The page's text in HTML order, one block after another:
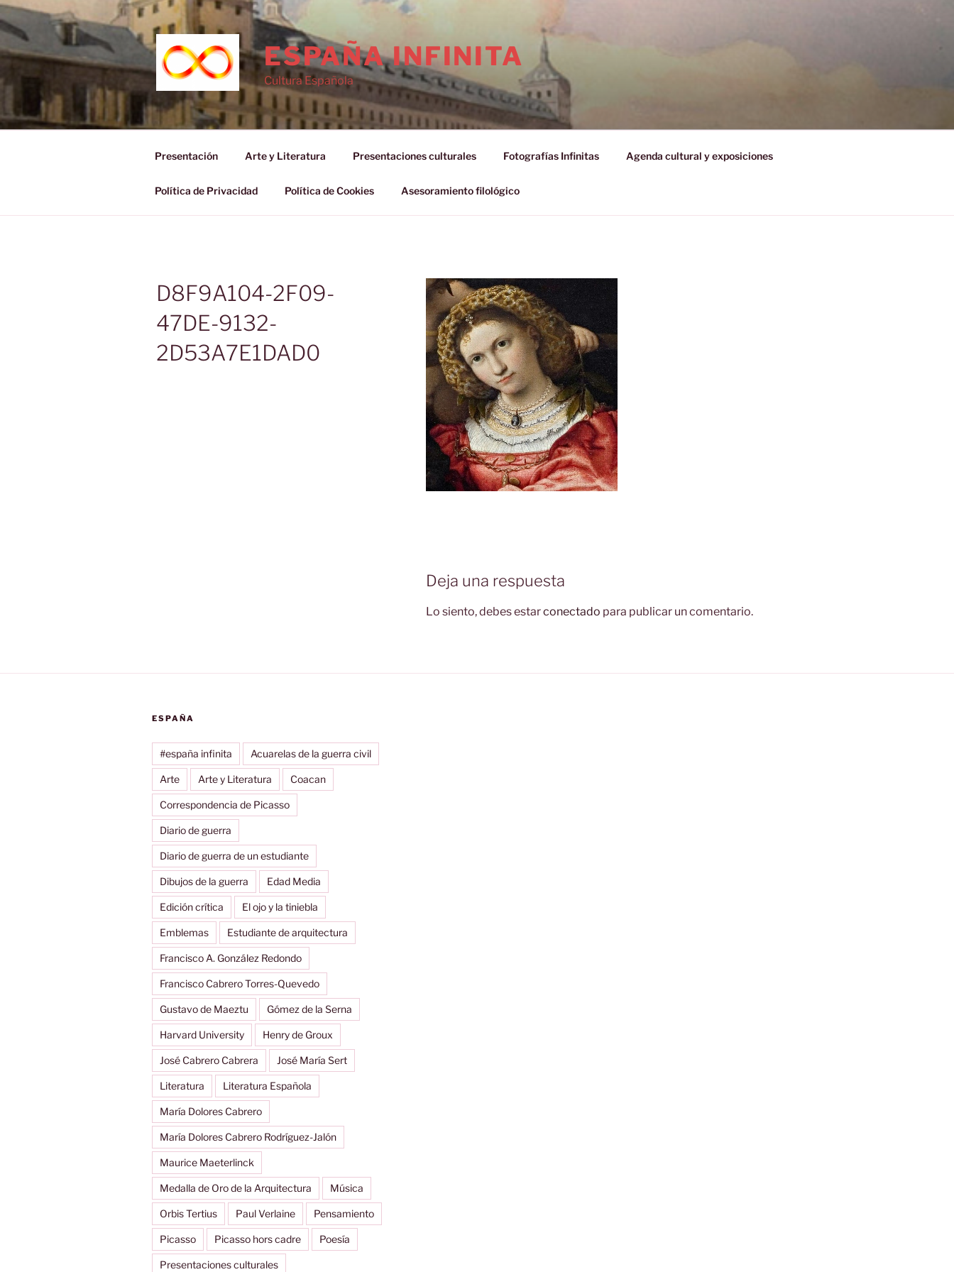
Saltar
al
contenido
ESPAÑA INFINITA
Cultura Española
Presentación Arte y Literatura Presentaciones culturales Fotografías Infinitas Agenda cultural y exposiciones
Política de Privacidad Política de Cookies Asesoramiento filológico
D8F9A104-2F09-
47DE-9132-
2D53A7E1DAD0
Deja una respuesta
Lo siento, debes estarconectado para publicar un comentario.
ESPAÑA
#españa infinita Acuarelas de la guerra civil
Arte Arte y Literatura Coacan
Correspondencia de Picasso
Diario de guerra
Diario de guerra de un estudiante
Dibujos de la guerra Edad Media
Edición crítica El ojo y la tiniebla
Emblemas Estudiante de arquitectura
Francisco A. González Redondo
Francisco Cabrero Torres-Quevedo
Gustavo de Maeztu Gómez de la Serna
Harvard University Henry de Groux
José Cabrero Cabrera José María Sert
Literatura Literatura Española
María Dolores Cabrero
María Dolores Cabrero Rodríguez-Jalón
Maurice Maeterlinck
Medalla de Oro de la Arquitectura Música
Orbis Tertius Paul Verlaine Pensamiento
Picasso Picasso hors cadre Poesía
Presentaciones culturales